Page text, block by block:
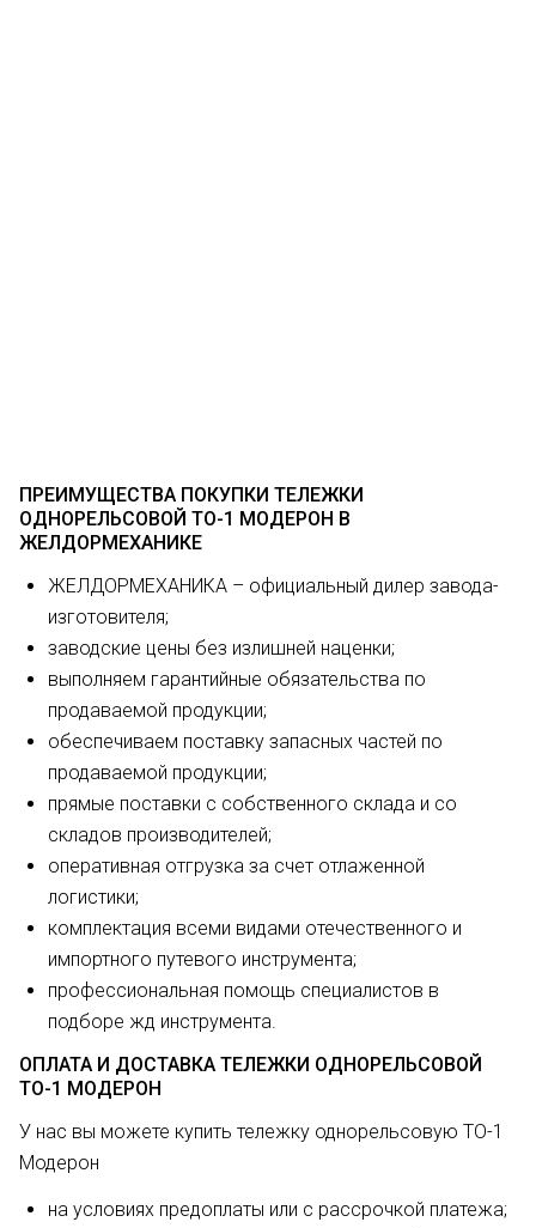
ПРЕИМУЩЕСТВА ПОКУПКИ ТЕЛЕЖКИ
ОДНОРЕЛЬСОВОЙ ТО-1 МОДЕРОН В
ЖЕЛДОРМЕХАНИКЕ
ЖЕЛДОРМЕХАНИКА – официальный дилер завода-
изготовителя;
заводские цены без излишней наценки;
выполняем гарантийные обязательства по
продаваемой продукции;
обеспечиваем поставку запасных частей по
продаваемой продукции;
прямые поставки с собственного склада и со
складов производителей;
оперативная отгрузка за счет отлаженной
логистики;
комплектация всеми видами отечественного и
импортного путевого инструмента;
профессиональная помощь специалистов в
подборе жд инструмента.
ОПЛАТА И ДОСТАВКА ТЕЛЕЖКИ ОДНОРЕЛЬСОВОЙ
ТО-1 МОДЕРОН
У нас вы можете купить тележку однорельсовую ТО-1
Модерон
на условиях предоплаты или с рассрочкой платежа;